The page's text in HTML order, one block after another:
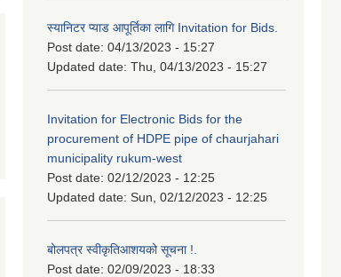
स्यानिटर प्याड आपूर्तिका लागि Invitation for Bids.
Post date: 04/13/2023 - 15:27
Updated date: Thu, 04/13/2023 - 15:27
Invitation for Electronic Bids for the
procurement of HDPE pipe of chaurjahari
municipality rukum-west
Post date: 02/12/2023 - 12:25
Updated date: Sun, 02/12/2023 - 12:25
बोलपत्र स्वीकृतिआशयको सूचना !.
Post date: 02/09/2023 - 18:33